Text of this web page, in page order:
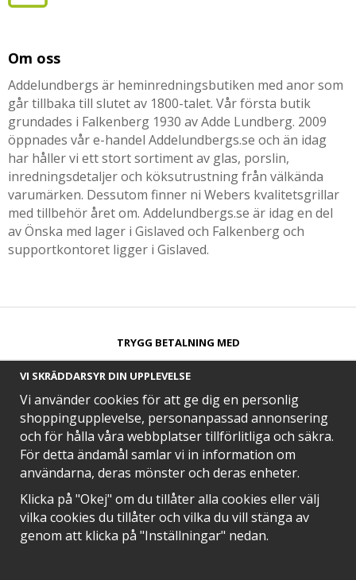
Om oss
Addelundbergs är heminredningsbutiken med anor som
går tillbaka till slutet av 1800-talet. Vår första butik
grundades i Falkenberg 1930 av Adde Lundberg. 2009
öppnades vår e-handel Addelundbergs.se och än idag
har håller vi ett stort sortiment av glas, porslin,
inredningsdetaljer och köksutrustning från välkända
varumärken. Dessutom finner ni Webers kvalitetsgrillar
med tillbehör året om. Addelundbergs.se är idag en del
av Önska med lager i Gislaved och Falkenberg och
supportkontoret ligger i Gislaved.
TRYGG BETALNING MED​
SNABB LEVERANS MED
EN DEL AV
VI SKRÄDDARSYR DIN UPPLEVELSE
Vi använder cookies för att ge dig en personlig
shoppingupplevelse, personanpassad annonsering
och för hålla våra webbplatser tillförlitliga och säkra.
För detta ändamål samlar vi in information om
användarna, deras mönster och deras enheter.
Klicka på "Okej" om du tillåter alla cookies eller välj
vilka cookies du tillåter och vilka du vill stänga av
genom att klicka på "Inställningar" nedan.